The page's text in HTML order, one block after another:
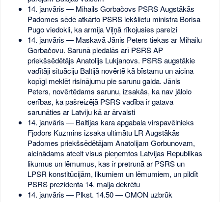
14. janvāris — Mihails Gorbačovs PSRS Augstākās
Padomes sēdē atkārto PSRS iekšlietu ministra Borisa
Pugo viedokli, ka armija Viļņā rīkojusies pareizi
14. janvāris — Maskavā Jānis Peters tiekas ar Mihailu
Gorbačovu. Sarunā piedalās arī PSRS AP
priekšsēdētājs Anatolijs Lukjanovs. PSRS augstākie
vadītāji situāciju Baltijā novērtē kā bīstamu un aicina
kopīgi meklēt risinājumu pie sarunu galda. Jānis
Peters, novērtēdams sarunu, izsakās, ka nav jālolo
cerības, ka pašreizējā PSRS vadība ir gatava
sarunāties ar Latviju kā ar ārvalsti
14. janvāris — Baltijas kara apgabala virspavēlnieks
Fjodors Kuzmins izsaka ultimātu LR Augstākās
Padomes priekšsēdētājam Anatolijam Gorbunovam,
aicinādams atcelt visus pieņemtos Latvijas Republikas
likumus un lēmumus, kas ir pretrunā ar PSRS un
LPSR konstitūcijām, likumiem un lēmumiem, un pildīt
PSRS prezidenta 14. maija dekrētu
14. janvāris — Plkst. 14.50 — OMON uzbrūk